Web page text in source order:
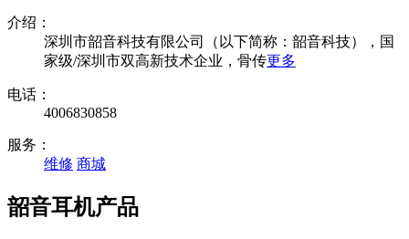
介绍：
深圳市韶音科技有限公司（以下简称：韶音科技），国
家级/深圳市双高新技术企业，骨传更多
电话：
4006830858
服务：
维修 商城
韶音耳机产品